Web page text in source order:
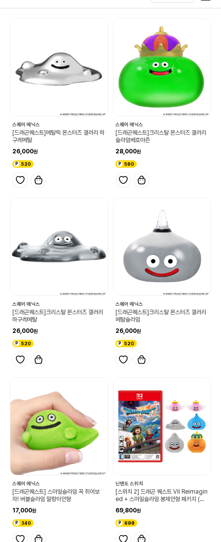
스퀘어 에닉스
[드래곤퀘스트]메탈릭 몬스터즈 갤러리 하
구레메탈
26,000
520
스퀘어 에닉스
[드래곤퀘스트]크리스탈 몬스터즈 갤러리
슬라임베호마즌
28,000
560
스퀘어 에닉스
[드래곤퀘스트]크리스탈 몬스터즈 갤러리
하구레메탈
26,000
520
스퀘어 에닉스
[드래곤퀘스트]크리스탈 몬스터즈 갤러리
메탈슬라임
26,000
520
스퀘어 에닉스
[드래곤퀘스트] 스마일슬라임 꼭 쥐어보
자! 버블슬라임 말랑이인형
17,000
340
닌텐도 스위치
[스위치 2] 드래곤 퀘스트 VII Reimagin
ed + 스마일슬라임 봉제인형 패키지 (옵
69,800
698